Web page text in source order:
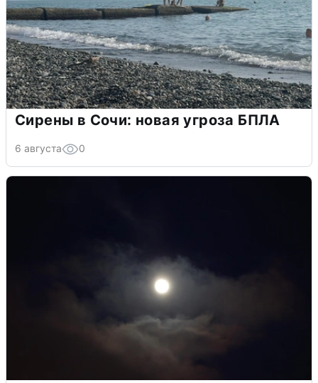
Сирены в Сочи: новая угроза БПЛА
6 августа 0